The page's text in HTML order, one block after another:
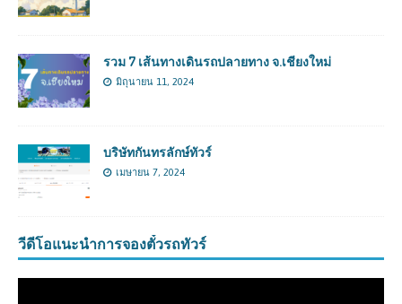
รวม 7 เส้นทางเดินรถปลายทาง จ.เชียงใหม่
มิถุนายน 11, 2024
บริษัทกันทรลักษ์ทัวร์
เมษายน 7, 2024
วีดีโอแนะนำการจองตั๋วรถทัวร์